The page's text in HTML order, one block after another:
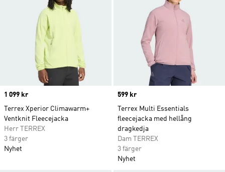
Price
1 099 kr
Terrex Xperior Climawarm+
Ventknit Fleecejacka
Herr TERREX
3 färger
Nyhet
Price
599 kr
Terrex Multi Essentials
fleecejacka med hellång
dragkedja
Dam TERREX
3 färger
Nyhet